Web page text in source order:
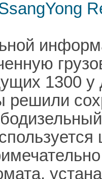
1300 у